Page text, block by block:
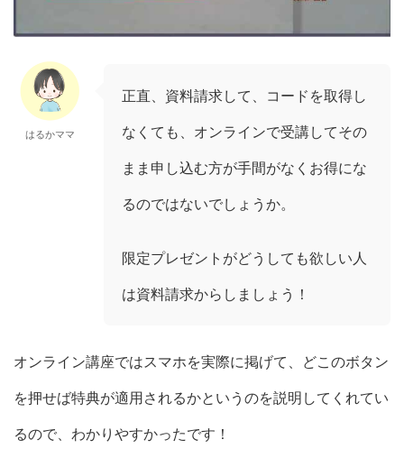
はるかママ
正直、資料請求して、コードを取得し
なくても、オンラインで受講してその
まま申し込む方が手間がなくお得にな
るのではないでしょうか。
限定プレゼントがどうしても欲しい人
は資料請求からしましょう！
オンライン講座ではスマホを実際に掲げて、どこのボタン
を押せば特典が適用されるかというのを説明してくれてい
るので、わかりやすかったです！